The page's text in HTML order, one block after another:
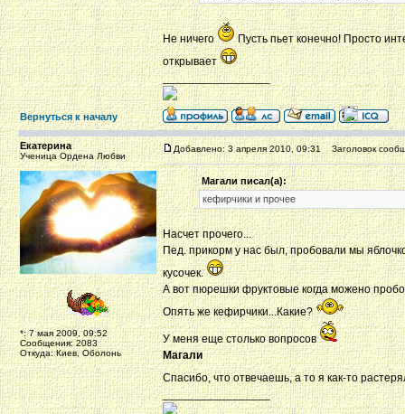
Не ничего
Пусть пьет конечно! Просто
открывает
_________________
Вернуться к началу
Екатерина
Ученица Ордена Любви
*: 7 мая 2009, 09:52
Сообщения: 2083
Откуда: Киев, Оболонь
Добавлено: 3 апреля 2010, 09:31 Заголовок
Магали писал(а):
кефирчики и прочее
Насчет прочего...
Пед. прикорм у нас был, пробовали мы
кусочек.
А вот пюрешки фруктовые когда можено
Опять же кефирчики...Какие?
У меня еще столько вопросов
Магали
Спасибо, что отвечаешь, а то я как-то
_________________